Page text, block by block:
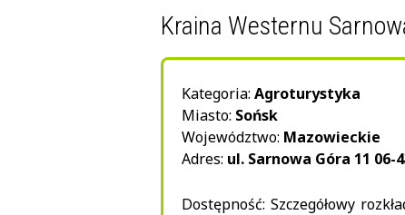
Kraina Westernu
Kategoria: Agroturystyka
Miasto: Sońsk
Województwo: Mazowieckie
Adres: ul. Sarnowa Góra 11 06-
Dostępność: Szczegółowy